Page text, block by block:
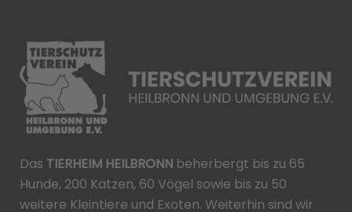
Das TIERHEIM HEILBRONN beherbergt bis zu 65
Hunde, 200 Katzen, 60 Vögel sowie bis zu 50
weitere Kleintiere und Exoten. Weiterhin sind wir